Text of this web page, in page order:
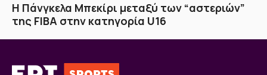
H Πάνγκελα Μπεκίρι μεταξύ των “αστεριών”
της FIBA στην κατηγορία U16